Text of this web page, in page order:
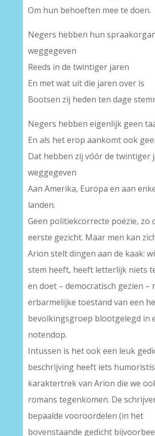
Om hun behoeften mee te doen.
Negers hebben hun
weggegeven
Reeds in de twintiger jaren
En met wat uit die jaren over is
Bootsen zij heden ten dage
Negers hebben eigenlijk geen
En als het erop aankomt ook
Dat hebben zij vóór de twintiger
weggegeven
Aan Amerika, Europa en aan
landen.
Geen politiekcorrecte poëzie, zo
eerste gezicht. Maar men kan
Arion stelt dingen aan de kaak:
stem heeft, heeft letterlijk niets
en doet – democratisch gezien –
erbarmelijke toestand van een
bevolkingsgroep blootgelegd in
notendop.
Intussen is het ook een leuk
beschrijving heeft iets
karaktertrek van Arion die we
romans tegenkomen. De
bepaalde vooroordelen (in het
bovenstaande gedicht